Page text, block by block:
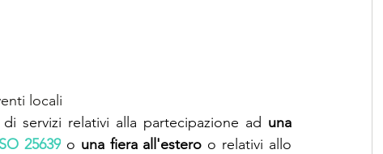
locali
servizi relativi alla partecipazione ad una
25639 o una fiera all'estero o relativi allo